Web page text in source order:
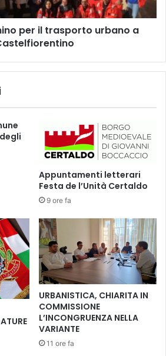
per il trasporto urbano a
Appuntamenti letterari
Festa de l’Unità Certaldo
9 ore fa
URBANISTICA, CHIARITA IN
COMMISSIONE
L’INCONGRUENZA NELLA
VARIANTE
11 ore fa